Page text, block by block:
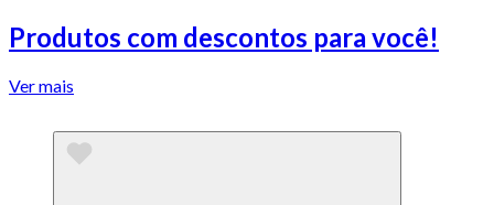
Produtos com descontos para você!
Ver mais